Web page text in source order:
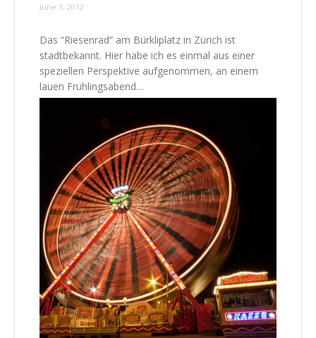
June 1, 2012
Das “Riesenrad” am Bürkliplatz in Zürich ist
stadtbekannt. Hier habe ich es einmal aus einer
speziellen Perspektive aufgenommen, an einem
lauen Frühlingsabend…